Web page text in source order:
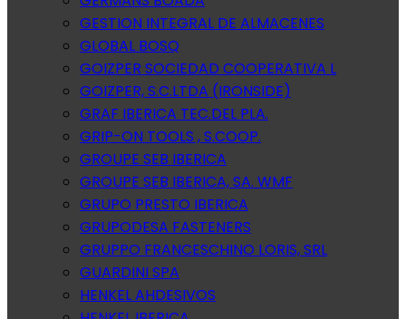
GESTION INTEGRAL DE ALMACENES
GLOBAL BOSQ
GOIZPER SOCIEDAD COOPERATIVA L
GOIZPER, S.C.LTDA (IRONSIDE)
GRAF IBERICA TEC.DEL PLA.
GRIP-ON TOOLS , S.COOP.
GROUPE SEB IBERICA
GROUPE SEB IBERICA, SA. WMF
GRUPO PRESTO IBERICA
GRUPODESA FASTENERS
GRUPPO FRANCESCHINO LORIS, SRL
GUARDINI SPA
HENKEL AHDESIVOS